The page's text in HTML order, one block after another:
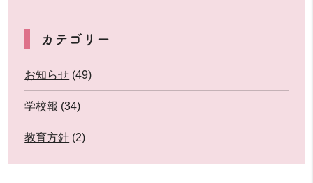
カテゴリー
お知らせ (49)
学校報 (34)
教育方針 (2)